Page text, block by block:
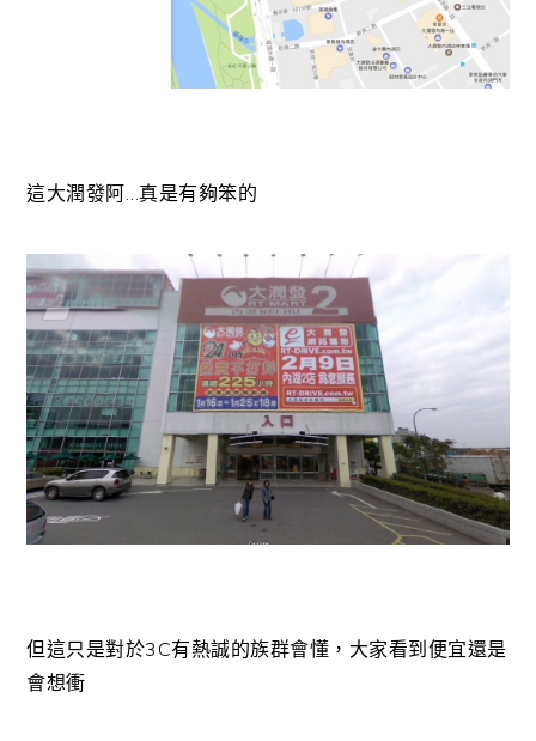
這大潤發阿…真是有夠笨的
但這只是對於3C有熱誠的族群會懂，大家看到便宜還是
會想衝